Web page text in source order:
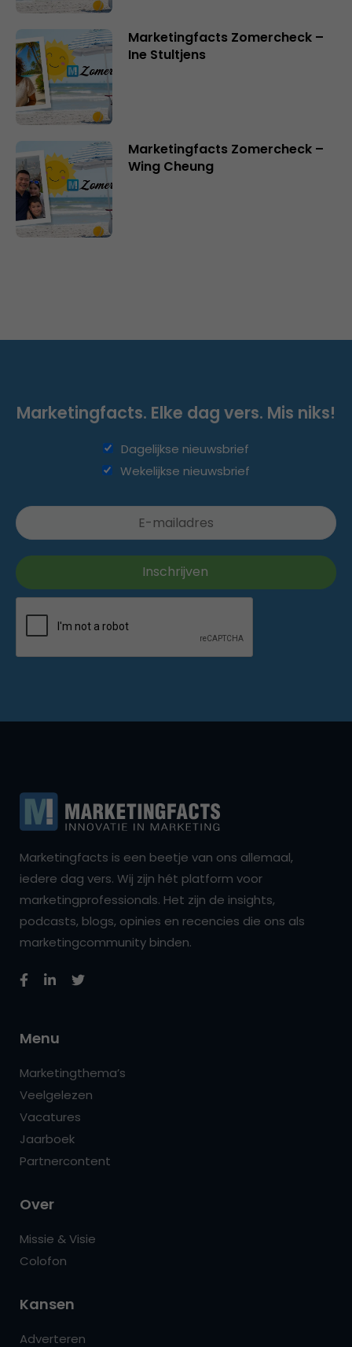
Marketingfacts Zomercheck –
Ine Stultjens
Marketingfacts Zomercheck –
Wing Cheung
Marketingfacts. Elke dag vers. Mis niks!
Dagelijkse nieuwsbrief
Wekelijkse nieuwsbrief
Marketingfacts is een beetje van ons allemaal,
iedere dag vers. Wij zijn hét platform voor
marketingprofessionals. Het zijn de insights,
podcasts, blogs, opinies en recencies die ons als
marketingcommunity binden.
Menu
Marketingthema’s
Veelgelezen
Vacatures
Jaarboek
Partnercontent
Over
Missie & Visie
Colofon
Kansen
Adverteren